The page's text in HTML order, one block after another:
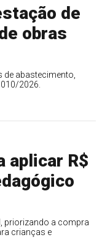
de
obras
de abastecimento,
2026.
aplicar R$
priorizando a compra
crianças e